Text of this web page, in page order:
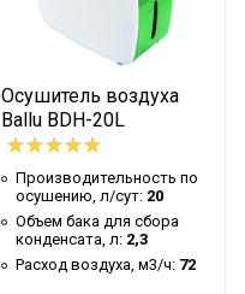
45
R410A
390x612x274
Осушитель воздуха
Ballu BDH-20L
Производительность по
осушению, л/сут: 20
Объем бака для сбора
конденсата, л: 2,3
Расход воздуха, м3/ч: 72